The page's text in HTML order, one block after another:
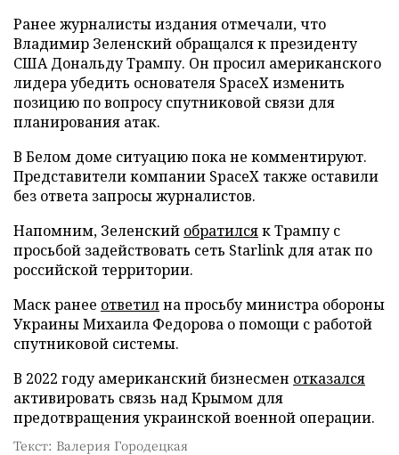
Ранее журналисты издания отмечали, что
Владимир Зеленский обращался к президенту
США Дональду Трампу. Он просил американского
лидера убедить основателя SpaceX изменить
позицию по вопросу спутниковой связи для
планирования атак.
В Белом доме ситуацию пока не комментируют.
Представители компании SpaceX также оставили
без ответа запросы журналистов.
Напомним, Зеленский обратилсяк Трампу с
просьбой задействовать сеть Starlink для атак по
российской территории.
Маск ранее ответилна просьбу министра обороны
Украины Михаила Федорова о помощи с работой
спутниковой системы.
В 2022 году американский бизнесмен отказался
активировать связь над Крымом для
предотвращения украинской военной операции.
Текст: Валерия Городецкая